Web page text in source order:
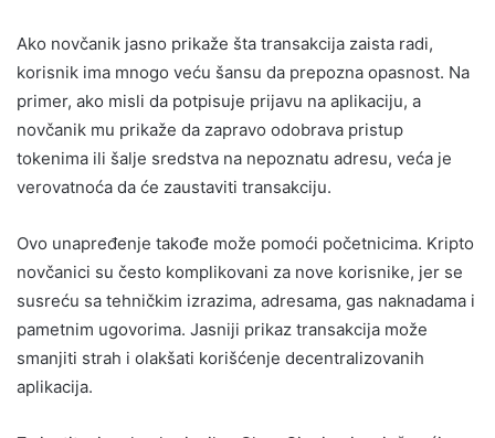
Ako novčanik jasno prikaže šta transakcija zaista radi,
korisnik ima mnogo veću šansu da prepozna opasnost. Na
primer, ako misli da potpisuje prijavu na aplikaciju, a
novčanik mu prikaže da zapravo odobrava pristup
tokenima ili šalje sredstva na nepoznatu adresu, veća je
verovatnoća da će zaustaviti transakciju.
Ovo unapređenje takođe može pomoći početnicima. Kripto
novčanici su često komplikovani za nove korisnike, jer se
susreću sa tehničkim izrazima, adresama, gas naknadama i
pametnim ugovorima. Jasniji prikaz transakcija može
smanjiti strah i olakšati korišćenje decentralizovanih
aplikacija.